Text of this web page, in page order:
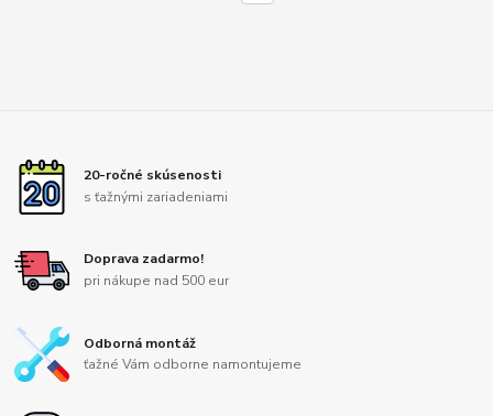
20-ročné skúsenosti
s ťažnými zariadeniami
Doprava zadarmo!
pri nákupe nad 500 eur
Odborná montáž
ťažné Vám odborne namontujeme